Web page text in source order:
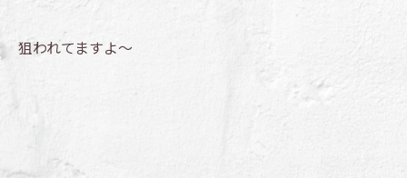
狙われてますよ～